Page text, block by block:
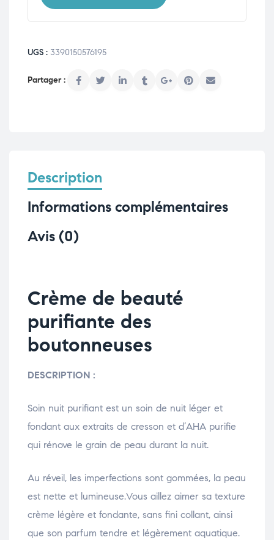
UGS : 3390150576195
Description
Informations complémentaires
Avis (0)
Crème de beauté
purifiante des
boutonneuses
DESCRIPTION :
Soin nuit purifiant est un soin de nuit léger et
fondant aux extraits de cresson et d’AHA purifie
qui rénove le grain de peau durant la nuit.
Au réveil, les imperfections sont gommées, la peau
est nette et lumineuse.Vous aillez aimer sa texture
crème légère et fondante, sans fini collant, ainsi
que son parfum tendre et légèrement aquatique.